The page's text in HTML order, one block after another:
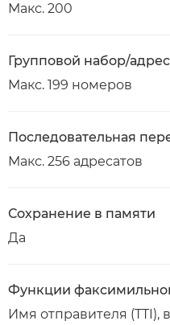
Макс. 200
Групповой набор/
Макс. 199 номеров
Последовательная
Макс. 256 адресатов
Сохранение в памяти
Да
Функции
Имя отправителя